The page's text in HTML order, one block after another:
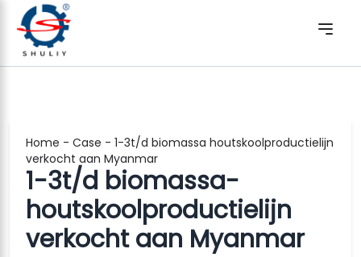
Home - Case - 1-3t/d biomassa houtskoolproductielijn
verkocht aan Myanmar
1-3t/d biomassa-
houtskoolproductielijn
verkocht aan Myanmar